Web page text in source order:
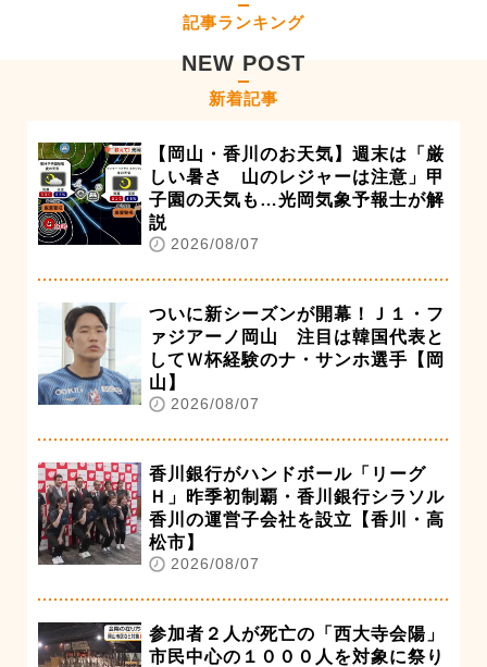
記事ランキング
NEW POST
新着記事
【岡山・香川のお天気】週末は「厳
しい暑さ 山のレジャーは注意」甲
子園の天気も…光岡気象予報士が解
説
2026/08/07
ついに新シーズンが開幕！Ｊ１・フ
ァジアーノ岡山 注目は韓国代表と
してＷ杯経験のナ・サンホ選手【岡
山】
2026/08/07
香川銀行がハンドボール「リーグ
Ｈ」昨季初制覇・香川銀行シラソル
香川の運営子会社を設立【香川・高
松市】
2026/08/07
参加者２人が死亡の「西大寺会陽」
市民中心の１０００人を対象に祭り